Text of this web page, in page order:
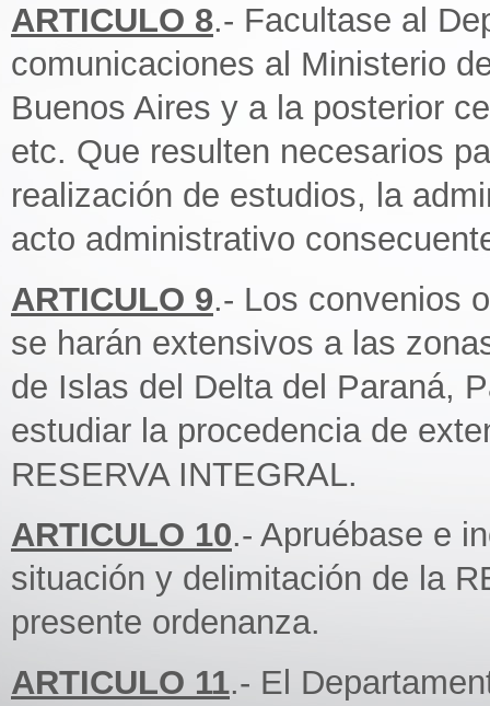
ARTICULO 8.- Facultase al
comunicaciones al Ministerio
Buenos Aires y a la posterior
etc. Que resulten necesarios
realización de estudios, la
acto administrativo
ARTICULO 9.- Los convenios
se harán extensivos a las
de Islas del Delta del Paraná,
estudiar la procedencia de
RESERVA INTEGRAL.
ARTICULO 10.- Apruébase e
situación y delimitación de la
presente ordenanza.
ARTICULO 11.- El